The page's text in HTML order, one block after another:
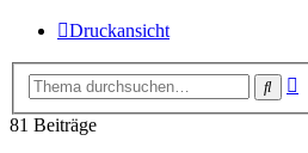
Druckansicht
Suche
81 Beiträge